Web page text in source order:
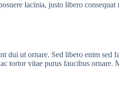
lacinia, justo libero
dui ut ornare. Sed libero enim sed
tortor vitae purus faucibus ornare.